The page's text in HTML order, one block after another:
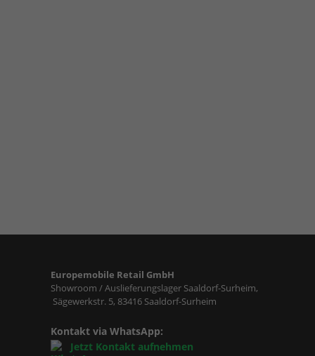
Europemobile Retail GmbH
Showroom / Auslieferungslager Saaldorf-Surheim,
Sägewerkstr. 5, 83416 Saaldorf-Surheim
Kontakt via WhatsApp:
Jetzt Kontakt aufnehmen